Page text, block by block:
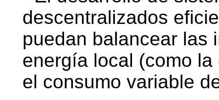
descentralizados
puedan balancear las
energía local (como
el consumo variable